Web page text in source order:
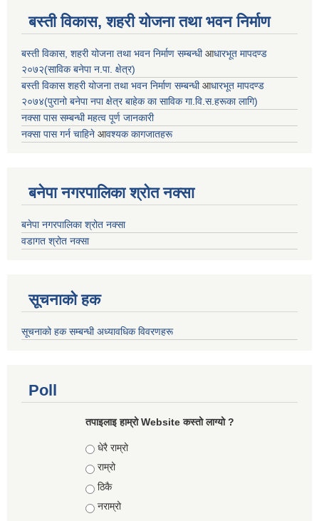
बस्ती विकास, शहरी योजना तथा भवन निर्माण
बस्ती विकास, शहरी योजना तथा भवन निर्माण सम्बन्धीआधारभूत मापदण्ड
२०७२(साविक बनेपा न.पा. क्षेत्र)
बस्ती विकास शहरी योजना तथा भवन निर्माण सम्बन्धीआधारभूत मापदण्ड
२०७४(पुरानो बनेपा नपा क्षेत्र बाहेक का साविक गा.वि.स.हरूका लागि)
नक्सा पास सम्बन्धी महत्व पूर्ण जानकारी
नक्सा पास गर्न चाहिने आवश्यक कागजातहरू
बनेपा नगरपालिका श्रोत नक्सा
बनेपा नगरपालिका श्रोत नक्सा
वडागत श्रोत नक्सा
सूचनाको हक
सूचनाको हक सम्बन्धी अध्यावधिक विवरणहरू
Poll
तपाइलाइ हाम्रो Website कस्तो लाग्यो ?
Choices
धेरै राम्रो
राम्रो
ठिकै
नराम्रो